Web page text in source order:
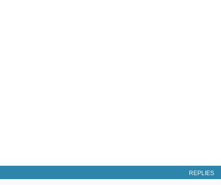
REPLIES